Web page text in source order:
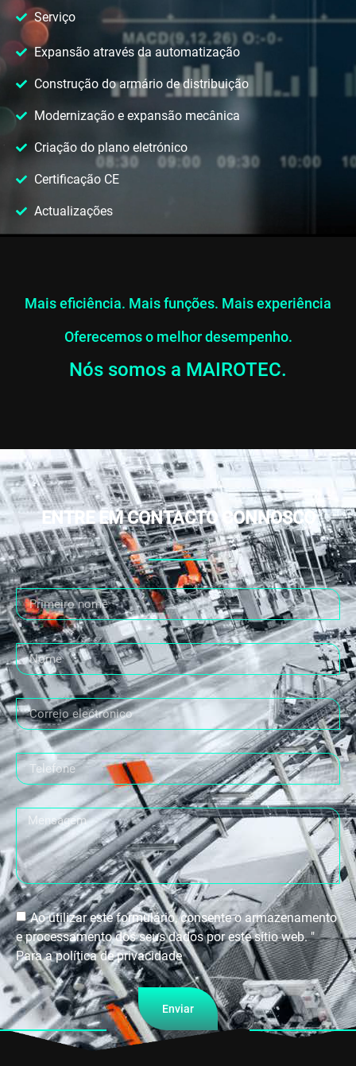
Serviço
Expansão através da automatização
Construção do armário de distribuição
Modernização e expansão mecânica
Criação do plano eletrónico
Certificação CE
Actualizações
Mais eficiência. Mais funções. Mais experiência
Oferecemos o melhor desempenho.
Nós somos a MAIROTEC.
ENTRE EM CONTACTO CONNOSCO
Ao utilizar este formulário, consente o armazenamento
e processamento dos seus dados por este sítio web. "
Para a política de privacidade
Enviar